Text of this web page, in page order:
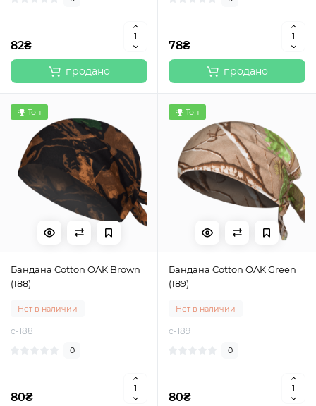
82₴
продано
78₴
продано
Топ
Бандана Cotton OAK Brown
(188)
Нет в наличии
c-188
0
80₴
Топ
Бандана Cotton OAK Green
(189)
Нет в наличии
c-189
0
80₴